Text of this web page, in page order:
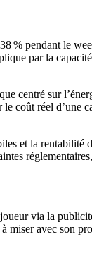
% pendant le
par la
centré sur
coût réel d’une
et la rentabilité
via la
miser avec son